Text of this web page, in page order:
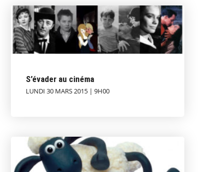
S’évader au cinéma
LUNDI 30 MARS 2015 | 9H00